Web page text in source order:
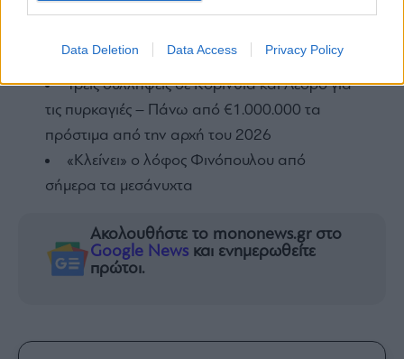
Data Deletion Data Access Privacy Policy
Ένοπλες Δυνάμεις στη νήσο Ρω
Τρεις συλλήψεις σε Κορινθία και Λέσβο για
τις πυρκαγιές – Πάνω από €1.000.000 τα
πρόστιμα από την αρχή του 2026
«Κλείνει» ο λόφος Φινόπουλου από
σήμερα τα μεσάνυχτα
Ακολουθήστε το mononews.gr στο
Google News και ενημερωθείτε
πρώτοι.